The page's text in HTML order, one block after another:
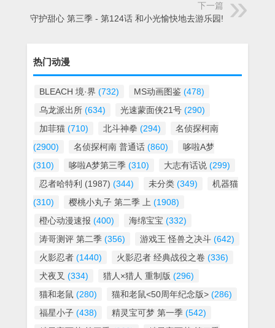
下一篇
守护甜心 第三季 - 第124话 和小光愉快地去游乐园!
热门动漫
BLEACH 境·界 (732) MS动画图鉴 (478)
乌龙派出所 (634) 光速蒙面侠21号 (290)
加菲猫 (710) 北斗神拳 (294)
名侦探柯南
(2900)
名侦探柯南 普通话 (860)
哆啦A梦
(310)
哆啦A梦第三季 (310) 大志有话说 (299)
忍者哈特利 (1987) (344) 未分类 (349)
机器猫
(310)
樱桃小丸子 第二季 上 (1908)
橙心动漫速报 (400) 海绵宝宝 (332)
涛哥测评 第二季 (356) 游戏王 怪兽之决斗 (642)
火影忍者 (1440) 火影忍者 经典战役之卷 (336)
犬夜叉 (334) 猎人×猎人 重制版 (296)
猫和老鼠 (280) 猫和老鼠<50周年纪念版> (286)
福星小子 (438) 精灵宝可梦 第一季 (542)